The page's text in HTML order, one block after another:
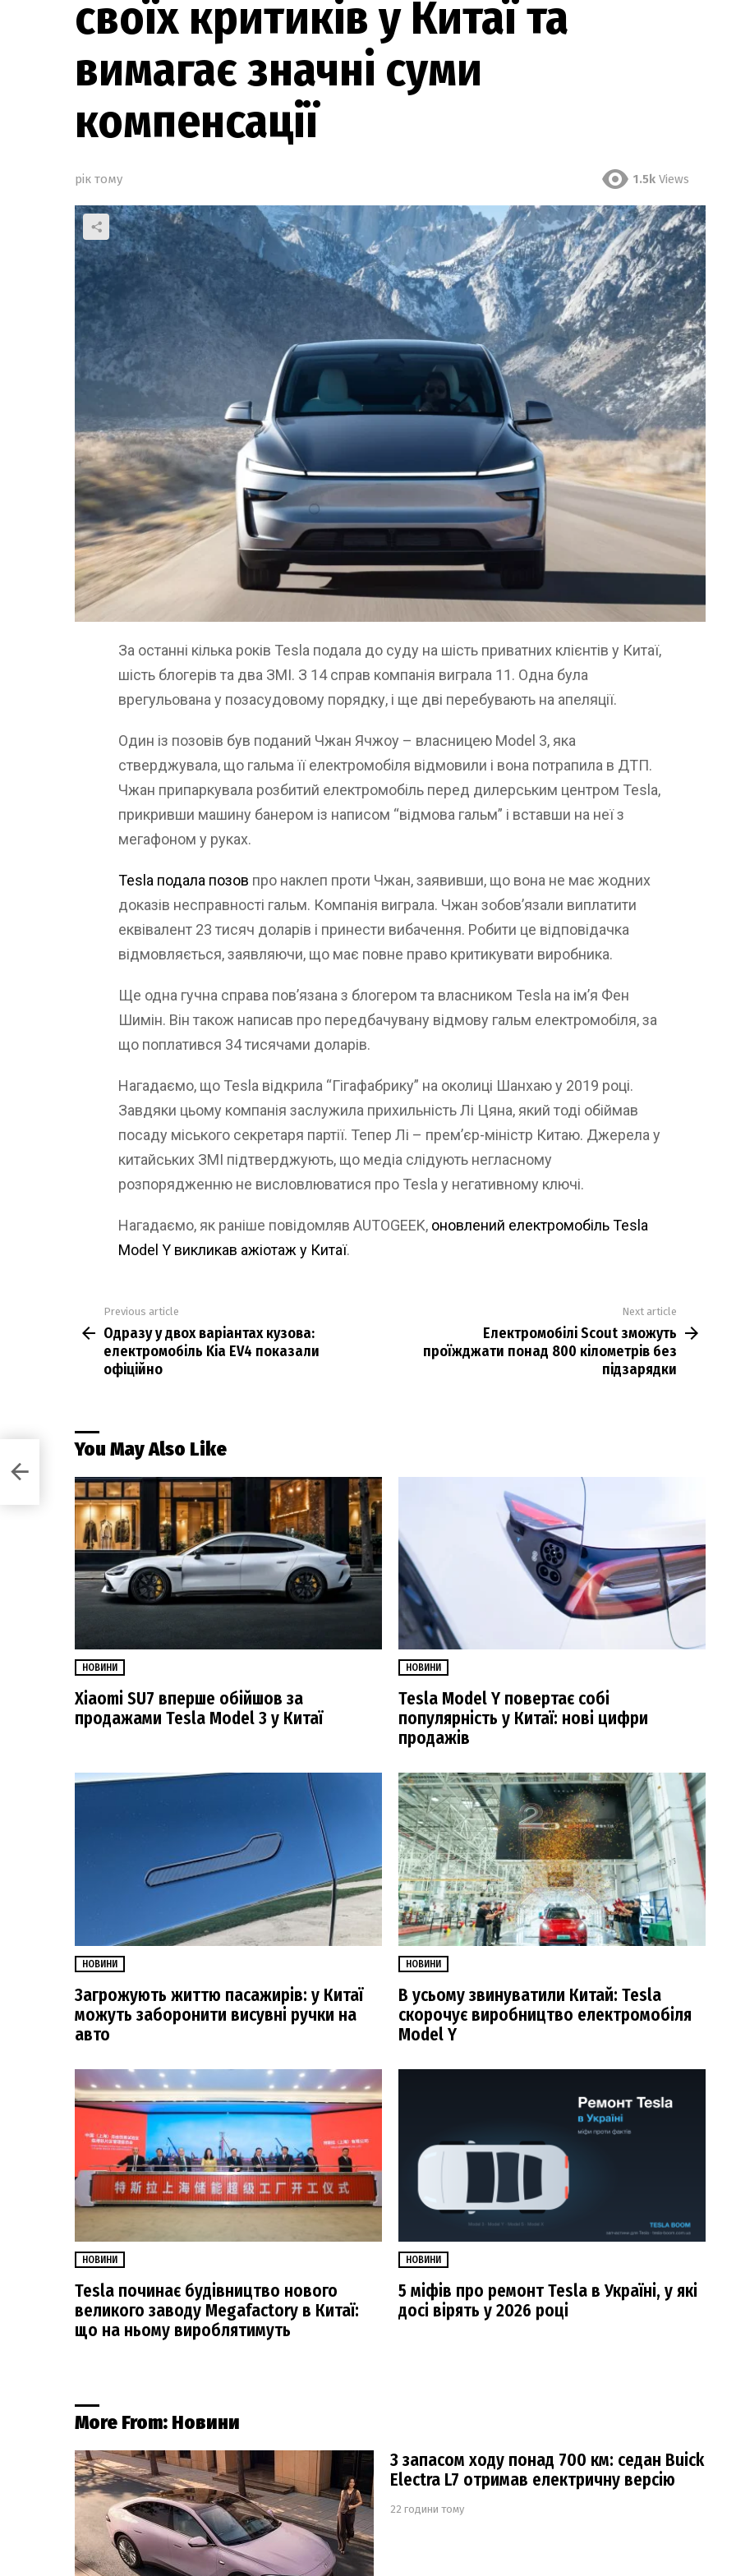
своїх критиків у Китаї та
вимагає значні суми
компенсації
рік тому 1.5k Views
За останні кілька років Tesla подала до суду на шість приватних клієнтів у Китаї,
шість блогерів та два ЗМІ. З 14 справ компанія виграла 11. Одна була
врегульована у позасудовому порядку, і ще дві перебувають на апеляції.
Один із позовів був поданий Чжан Ячжоу – власницею Model 3, яка
стверджувала, що гальма її електромобіля відмовили і вона потрапила в ДТП.
Чжан припаркувала розбитий електромобіль перед дилерським центром Tesla,
прикривши машину банером із написом “відмова гальм” і вставши на неї з
мегафоном у руках.
Tesla подала позов про наклеп проти Чжан, заявивши, що вона не має жодних
доказів несправності гальм. Компанія виграла. Чжан зобов’язали виплатити
еквівалент 23 тисяч доларів і принести вибачення. Робити це відповідачка
відмовляється, заявляючи, що має повне право критикувати виробника.
Ще одна гучна справа пов’язана з блогером та власником Tesla на ім’я Фен
Шимін. Він також написав про передбачувану відмову гальм електромобіля, за
що поплатився 34 тисячами доларів.
Нагадаємо, що Tesla відкрила “Гігафабрику” на околиці Шанхаю у 2019 році.
Завдяки цьому компанія заслужила прихильність Лі Цяна, який тоді обіймав
посаду міського секретаря партії. Тепер Лі – прем’єр-міністр Китаю. Джерела у
китайських ЗМІ підтверджують, що медіа слідують негласному
розпорядженню не висловлюватися про Tesla у негативному ключі.
Нагадаємо, як раніше повідомляв AUTOGEEK, оновлений електромобіль ​​Tesla
Model Y викликав ажіотаж у Китаї.
more
Previous article
Одразу у двох варіантах кузова:
електромобіль Kia EV4 показали
офіційно
Next article
Електромобілі Scout зможуть
проїжджати понад 800 кілометрів без
підзарядки
You May Also Like
НОВИНИ
Xiaomi SU7 вперше обійшов за
продажами Tesla Model 3 у Китаї
НОВИНИ
Tesla Model Y повертає собі
популярність у Китаї: нові цифри
продажів
НОВИНИ
Загрожують життю пасажирів: у Китаї
можуть заборонити висувні ручки на
авто
НОВИНИ
В усьому звинуватили Китай: Tesla
скорочує виробництво електромобіля
Model Y
НОВИНИ
Tesla починає будівництво нового
великого заводу Megafactory в Китаї:
що на ньому вироблятимуть
НОВИНИ
5 міфів про ремонт Tesla в Україні, у які
досі вірять у 2026 році
More From: Новини
З запасом ходу понад 700 км: седан Buick
Electra L7 отримав електричну версію
22 години тому